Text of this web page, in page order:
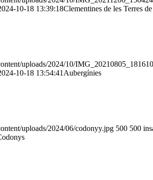
10-18 13:39:18Clementines de les Terres
uploads/2024/10/
10-18 13:54:41 Aubergínies
uploads/2024/06/codonyy.jpg 500 500